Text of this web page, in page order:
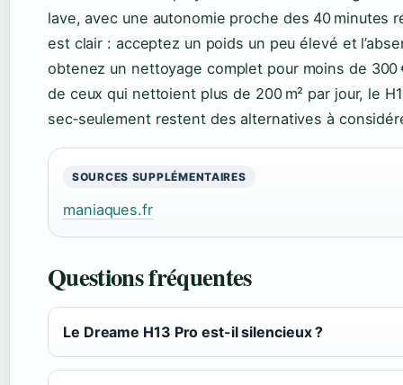
lave, avec une autonomie proche des 40 minutes
est clair : acceptez un poids un peu élevé et
obtenez un nettoyage complet pour moins de
de ceux qui nettoient plus de 200 m² par jour, le
sec‑seulement restent des alternatives à
SOURCES SUPPLÉMENTAIRES
maniaques.fr
Questions fréquentes
Le Dreame H13 Pro est-il silencieux ?